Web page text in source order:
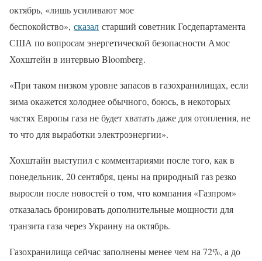
октябрь, «лишь усиливают мое
беспокойство», сказал старший советник Госдепартамента
США по вопросам энергетической безопасности Амос
Хохштейн в интервью Bloomberg.
«При таком низком уровне запасов в газохранилищах, если
зима окажется холоднее обычного, боюсь, в некоторых
частях Европы газа не будет хватать даже для отопления, не
то что для выработки электроэнергии».
Хохштайн выступил с комментариями после того, как в
понедельник, 20 сентября, цены на природный газ резко
выросли после новостей о том, что компания «Газпром»
отказалась бронировать дополнительные мощности для
транзита газа через Украину на октябрь.
Газохранилища сейчас заполнены менее чем на 72%, а до